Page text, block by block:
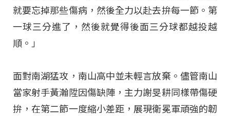
就要忘掉那些傷病，然後全力以赴去拚每一節。第
一球三分進了，然後就覺得後面三分球都越投越
順。」
面對南湖猛攻，南山高中並未輕言放棄。儘管南山
當家射手黃瀚陞因傷缺陣，主力謝旻耕同樣帶傷硬
拚，在第二節一度縮小差距，展現衛冕軍頑強的韌